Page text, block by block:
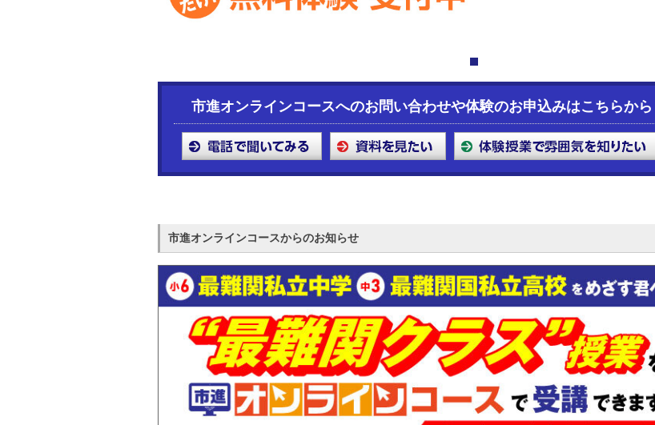
市進オンラインコースへのお問い合わせや体験のお申込みはこちらから
市進オンラインコースからのお知らせ